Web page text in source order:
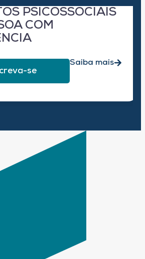
PSICOSSOCIAIS
COM
se
Saiba mais